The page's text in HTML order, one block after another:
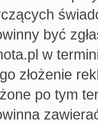
być
w
złożenie
po tym